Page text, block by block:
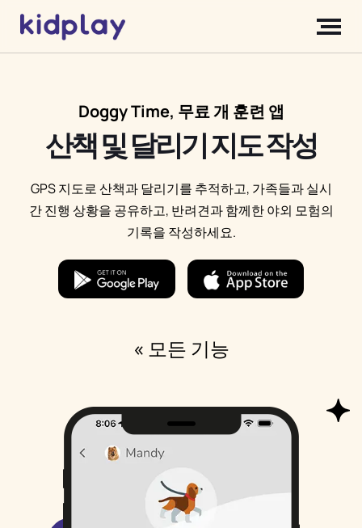
Doggy Time, 무료 개 훈련 앱
산책 및 달리기 지도 작성
GPS 지도로 산책과 달리기를 추적하고, 가족들과 실시
간 진행 상황을 공유하고, 반려견과 함께한 야외 모험의
기록을 작성하세요.
« 모든 기능